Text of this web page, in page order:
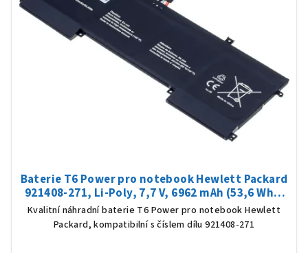
Baterie T6 Power pro notebook Hewlett Packard
921408-271, Li-Poly, 7,7 V, 6962 mAh (53,6 Wh),
černá
Kvalitní náhradní baterie T6 Power pro notebook Hewlett
Packard, kompatibilní s číslem dílu 921408-271